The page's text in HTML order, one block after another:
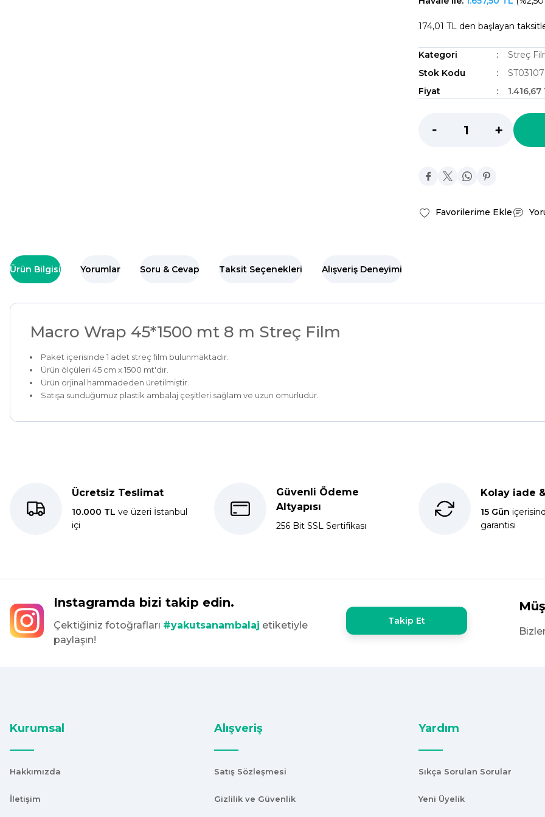
174,01 TL den başlayan
Kategori
Streç
Stok Kodu
ST03107
Fiyat
Ürün Bilgisi Yorumlar Soru & Cevap Taksit Seçenekleri Alışveriş Deneyimi
Macro Wrap 45*1500 mt 8 m Streç Film
Paket içerisinde 1 adet streç film bulunmaktadır.
Ürün ölçüleri 45 cm x 1500 mt'dır.
Ürün orjinal hammadeden üretilmiştir.
Satışa sunduğumuz plastik ambalaj çeşitleri sağlam ve uzun ömürlüdür.
Dolphin aynı kalitede . Hızlı kargo ve teslimat için ayrıca teşekkür ederim.
S... C... | 06/08/2025
kargo hızlı çıkıyor x firma da fiyatlar daha uygundu ama kalite yoktu bu kalitede uygunluğa
devam ettikçe sizinleyiz
Çok iyi.
ismail tunca | 26/07/2024
Ücretsiz Teslimat
10.000 TL ve üzeri İstanbul
içi
Güvenli Ödeme
Altyapısı
256 Bit SSL Sertifikası
Kolay iade
15 Gün
garantisi
Instagramda bizi takip edin.
Çektiğiniz fotoğrafları #yakutsanambalaj etiketiyle
paylaşın!
Takip Et
Kurumsal
Hakkımızda
İletişim
Alışveriş
Satış Sözleşmesi
Gizlilik ve Güvenlik
Yardım
Sıkça Sorulan Sorular
Yeni Üyelik